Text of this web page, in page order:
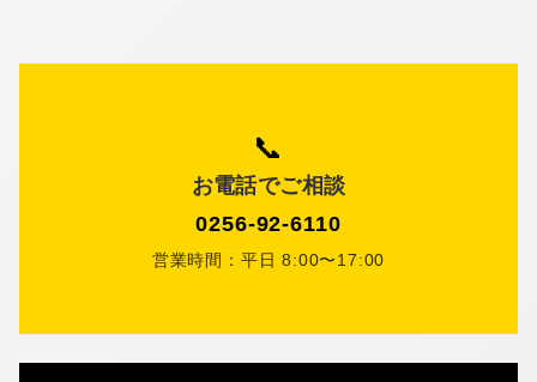
📞
お電話でご相談
0256-92-6110
営業時間：平日 8:00〜17:00